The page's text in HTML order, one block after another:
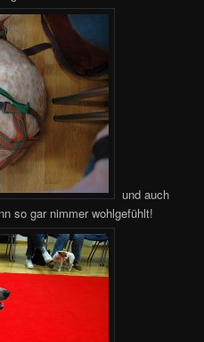
und auch
so gar nimmer wohlgefühlt!